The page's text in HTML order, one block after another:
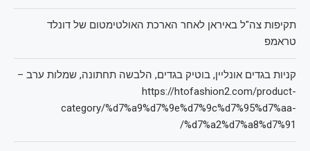
תקיפות צה"ל באיראן לאחר הארכת האולטימטום של דונלד
טראמפ
קניות בגדים אונליין, בוטיק בגדים, הלבשה תחתונה, שמלות ערב –
https://htofashion2.com/product-
category/%d7%a9%d7%9e%d7%9c%d7%95%d7%aa-
%d7%a2%d7%a8%d7%91/